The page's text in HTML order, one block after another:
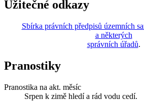
Užitečné odkazy
Sbírka právních předpisů územních
a některých
správních úřadů.
Pranostiky
Pranostika na akt. měsíc
Srpen k zimě hledí a rád vodu cedí.